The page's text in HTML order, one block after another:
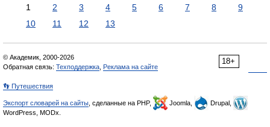
1 2 3 4 5 6 7 8
9
10
11 12 13
18+
© Академик, 2000-2026
Обратная связь: Техподдержка Реклама на сайте
👣 Путешествия
Экспорт словарей на сайты , сделанные на PHP, Joomla,
Drupal,
WordPress, MODx.